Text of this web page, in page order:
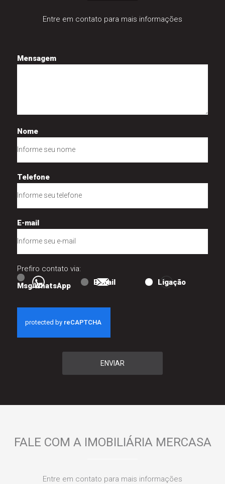
Entre em contato para mais informações
Mensagem
Nome
Telefone
E-mail
Prefiro contato via:
Msg WhatsApp
E-mail Ligação
ENVIAR
FALE COM A IMOBILIÁRIA MERCASA
Entre em contato para mais informações